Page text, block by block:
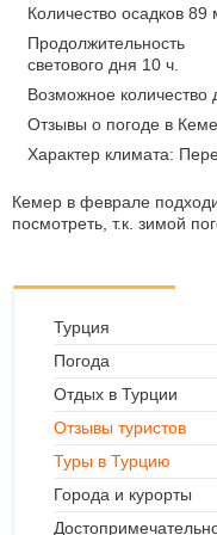
Количество осадков 89
Продолжительность
светового дня 10 ч.
Возможное количество
Отзывы о погоде в
Характер климата:
Кемер в феврале
посмотреть, т.к. зимой
Турция
Погода
Отдых в Турции
Отзывы туристов
Туры в Турцию
Города и курорты